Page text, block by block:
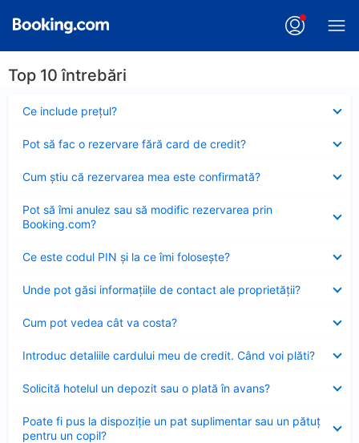
Top 10 întrebări
Ce include preţul?
închis
Pot să fac o rezervare fără card de credit?
închis
Cum ştiu că rezervarea mea este confirmată?
închis
Pot să îmi anulez sau să modific rezervarea prin
Booking.com?
închis
Ce este codul PIN şi la ce îmi foloseşte?
închis
Unde pot găsi informațiile de contact ale proprietății?
închis
Cum pot vedea cât va costa?
închis
Introduc detaliile cardului meu de credit. Când voi plăti?
închis
Solicită hotelul un depozit sau o plată în avans?
închis
Poate fi pus la dispoziție un pat suplimentar sau un pătuț
pentru un copil?
închis